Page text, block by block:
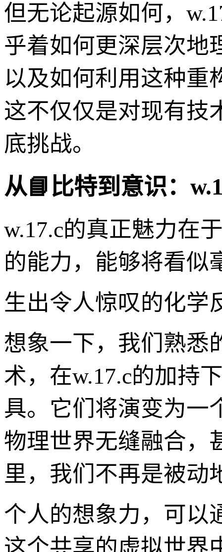
但无论起源如何，
乎着如何更深层次地
以及如何利用这种重
这不仅仅是对现有技
底挑战。
从📘比特到意识：
w.17.c的真正魅力在
的能力，能够将看似
生出令人惊叹的化学
想象一下，我们熟悉
术，在w.17.c的加持
具。它们将演变为一
物理世界无缝融合，
里，我们不再是被动
个人的想象力，可以